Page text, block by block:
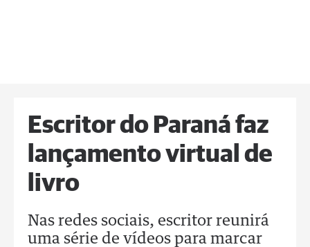
Escritor do Paraná faz
lançamento virtual de
livro
Nas redes sociais, escritor reunirá
uma série de vídeos para marcar